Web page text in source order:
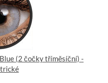
(2 čočky tříměsíční) -